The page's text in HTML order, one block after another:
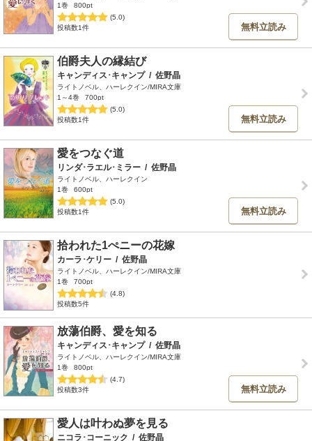
1巻
800pt
(5.0)
投稿数1件
無料立読み
伯爵夫人の縁結び
キャンディス･キャンプ / 佐野晶
ライトノベル、ハーレクイン/MIRA文庫
1～4巻
700pt
(5.0)
投稿数1件
無料立読み
愛をつなぐ道
リンダ･ラエル･ミラー / 佐野晶
ライトノベル、ハーレクイン
1巻
600pt
(5.0)
投稿数1件
無料立読み
拾われた1ぺニーの花嫁
カーラ･ケリー / 佐野晶
ライトノベル、ハーレクイン/MIRA文庫
1巻
700pt
(4.8)
投稿数5件
放蕩伯爵、愛を知る
キャンディス･キャンプ / 佐野晶
ライトノベル、ハーレクイン/MIRA文庫
1巻
800pt
(4.7)
投稿数3件
無料立読み
愛人は叶わぬ夢を見る
ニコラ･コーニック / 佐野晶